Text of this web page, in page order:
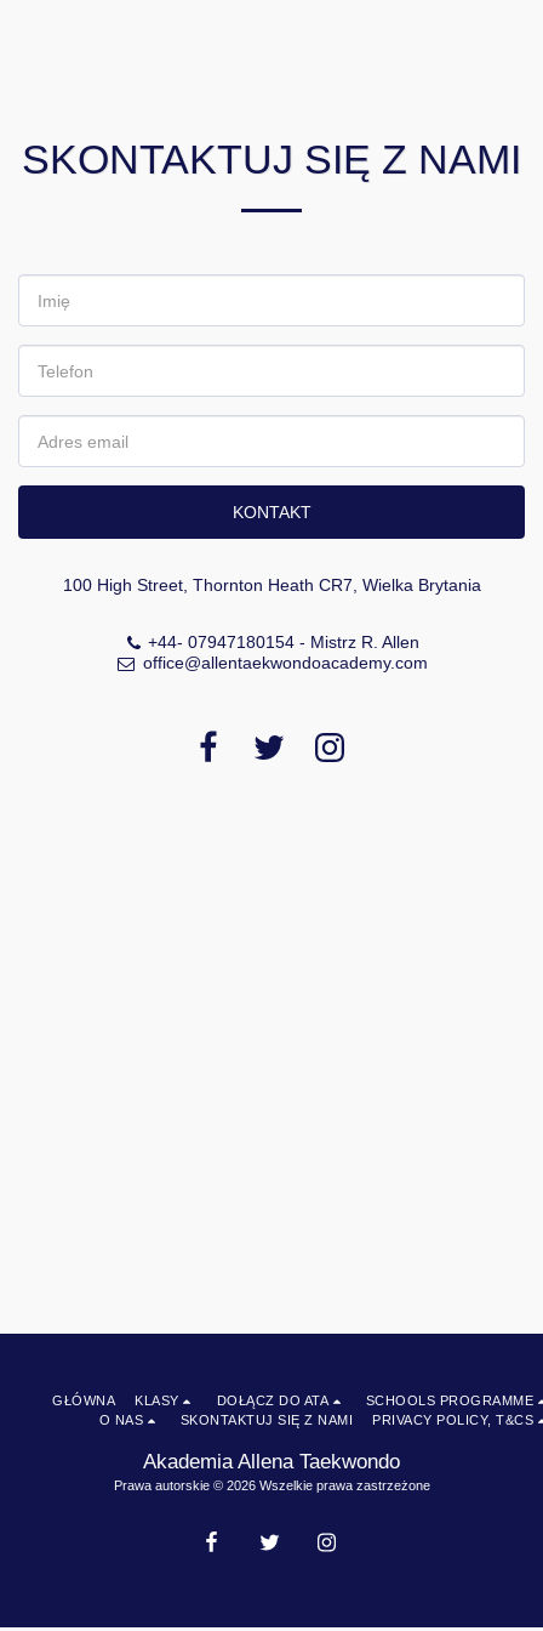
SKONTAKTUJ SIĘ Z NAMI
KONTAKT
100 High Street, Thornton Heath CR7, Wielka Brytania
+44- 07947180154- Mistrz R. Allen
office@allentaekwondoacademy.com
Akademia Allena Taekwondo
Prawa autorskie © 2026 Wszelkie prawa zastrzeżone
GŁÓWNA KLASY DOŁĄCZ DO ATA
SCHOOLS PROGRAMME
O NAS
SKONTAKTUJ SIĘ Z NAMI PRIVACY POLICY, T&CS